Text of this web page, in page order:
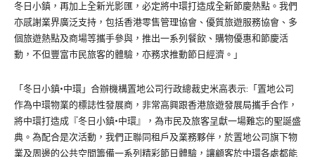
冬日小鎮，再加上全新光影匯，必定將中環打造成全新節慶熱點。我們
亦感謝業界廣泛支持，包括香港零售管理協會、優質旅遊服務協會、多
個旅遊熱點及商場等攜手參與，推出一系列餐飲、購物優惠和節慶活
動，不但豐富市民旅客的體驗，亦務求推動節日經濟。」
「冬日小鎮·中環」合辦機構置地公司行政總裁史米高表示:「置地公司
作為中環物業的標誌性發展商，非常高興跟香港旅遊發展局攜手合作，
將中環打造成『冬日小鎮·中環』，為市民及旅客呈獻一場難忘的聖誕盛
典。為配合是次活動，我們正聯同租戶及業務夥伴，於置地公司旗下物
業及周邊的公共空間籌備一系列精彩節日體驗，讓顧客於中環各處都能